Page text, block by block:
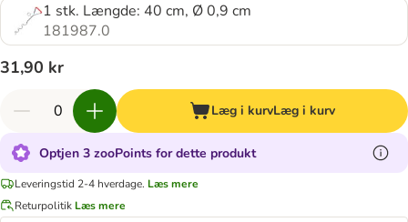
1 stk. Længde: 40 cm, Ø 0,9 cm
181987.0
31,90 kr
Læg i kurvLæg i kurv
Optjen 3 zooPoints for dette produkt
Leveringstid 2-4 hverdage. Læs mere
Returpolitik Læs mere